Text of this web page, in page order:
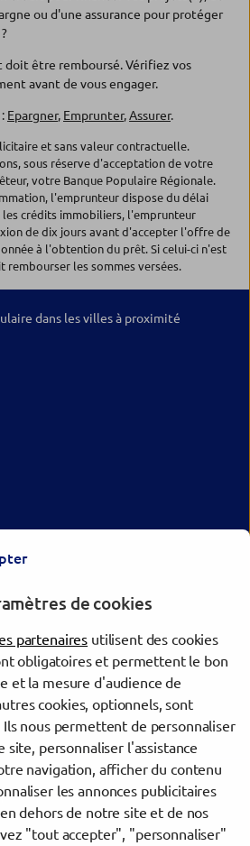
ou d'une assurance pour protéger
doit être remboursé. Vérifiez vos
avant de vous engager.
Epargner, Emprunter,Assurer.
et sans valeur contractuelle.
sous réserve d'acceptation de votre
votre Banque Populaire Régionale.
l'emprunteur dispose du délai
crédits immobiliers, l'emprunteur
de dix jours avant d'accepter l'offre de
à l'obtention du prêt. Si celui-ci n'est
rembourser les sommes versées.
dans les villes à proximité
Populaire
de cookies
partenaires utilisent des cookies
obligatoires et permettent le bon
et la mesure d'audience de
cookies, optionnels, sont
Ils nous permettent de personnaliser
site, personnaliser l'assistance
navigation, afficher du contenu
les annonces publicitaires
dehors de notre site et de nos
"tout accepter", "personnaliser"